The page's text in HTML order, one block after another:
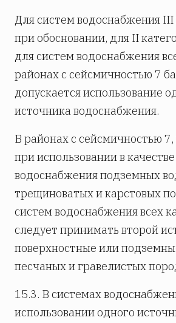
Для систем водоснабжения III
при обосновании, для II
для систем водоснабжения
районах с сейсмичностью 7
допускается использование
источника водоснабжения.
В районах с сейсмичностью 7,
при использовании в
водоснабжения подземных
трещиноватых и карстовых
систем водоснабжения всех
следует принимать второй
поверхностные или
песчаных и гравелистых
15.3. В системах
использовании одного